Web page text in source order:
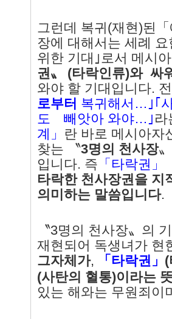
그런데 복귀(재현)된
장에 대해서는 세례
위한 기대｣로서 메시
권 〟 (타락인류)와 싸
와야 할 기대입니다.
로부터 복귀해서…｣｢
도 빼앗아 와야…｣ 라
계」 란 바로 메시아자
찾는 〝3명의 천사장〟
입니다. 즉 「타락권
타락한 천사장권 을 지
의미하는 말씀입니다.
〝3명의 천사장〟의
재현되어 독생녀가 현
그자체가, 「 타락권 」 (
(사탄의 혈통)이라는
있는 해와는 무원죄이